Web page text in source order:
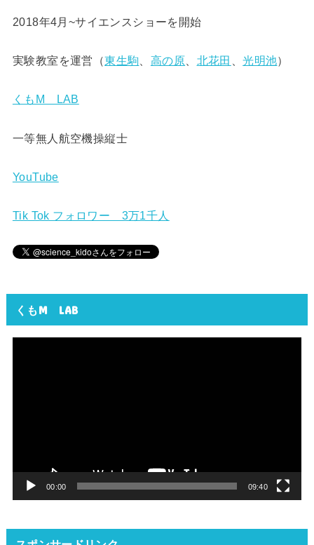
2018年4月~サイエンスショーを開始
実験教室を運営（東生駒 高の原 北花田 、光明池）
くもM LAB
一等無人航空機操縦士
YouTube
Tik Tok フォロワー 3万1千人
くもM LAB
00:00 09:40